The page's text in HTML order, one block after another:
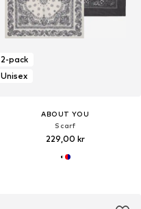
2-pack
Unisex
ABOUT YOU
Scarf
229,00 kr